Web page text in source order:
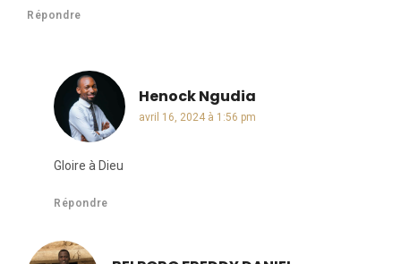
Répondre
Henock Ngudia
avril 16, 2024 à 1:56 pm
Gloire à Dieu
Répondre